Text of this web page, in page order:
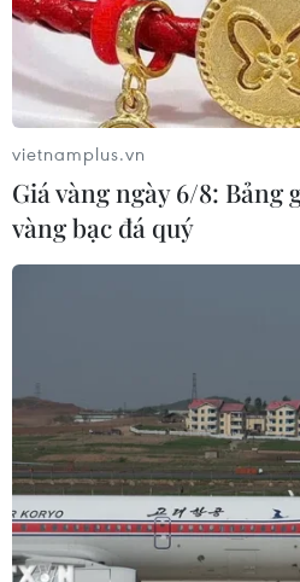
Tăng cường điều kiện
các cấp học, xác định các nội
trình; hướng dẫn các địa
hợp với tình hình dịch bệnh.
vietnamplus.vn
Giá vàng ngày 6/8: Bảng
vàng bạc đá quý